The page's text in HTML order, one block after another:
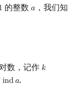
制语句
据类型
特性
序
序
Trick 优化
分
计优化
值操作 & 区间历史
树
Tree
化字典树
化可并堆
树状数组
共祖先
分
发式合并
通度
网络流
算法
最大权匹配
配
的整数𝑎
a ，我们知
数，记作 𝑘
k
ind𝑎
inda.